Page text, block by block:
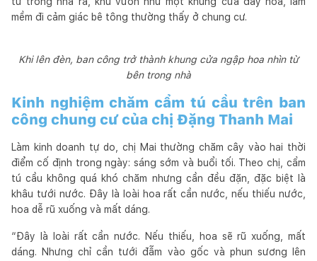
mềm đi cảm giác bê tông thường thấy ở chung cư.
Khi lên đèn, ban công trở thành khung cửa ngập hoa nhìn từ
bên trong nhà
Kinh nghiệm chăm cẩm tú cầu trên ban
công chung cư của chị Đặng Thanh Mai
Làm kinh doanh tự do, chị Mai thường chăm cây vào hai thời
điểm cố định trong ngày: sáng sớm và buổi tối. Theo chị, cẩm
tú cầu không quá khó chăm nhưng cần đều đặn, đặc biệt là
khâu tưới nước. Đây là loài hoa rất cần nước, nếu thiếu nước,
hoa dễ rũ xuống và mất dáng.
“Đây là loài rất cần nước. Nếu thiếu, hoa sẽ rũ xuống, mất
dáng. Nhưng chỉ cần tưới đẫm vào gốc và phun sương lên